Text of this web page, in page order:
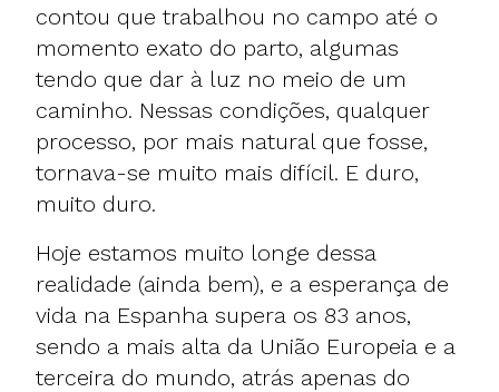
contou que trabalhou no campo até o
momento exato do parto, algumas
tendo que dar à luz no meio de um
caminho. Nessas condições, qualquer
processo, por mais natural que fosse,
tornava-se muito mais difícil. E duro,
muito duro.
Hoje estamos muito longe dessa
realidade (ainda bem), e a esperança de
vida na Espanha supera os 83 anos,
sendo a mais alta da União Europeia e a
terceira do mundo, atrás apenas do